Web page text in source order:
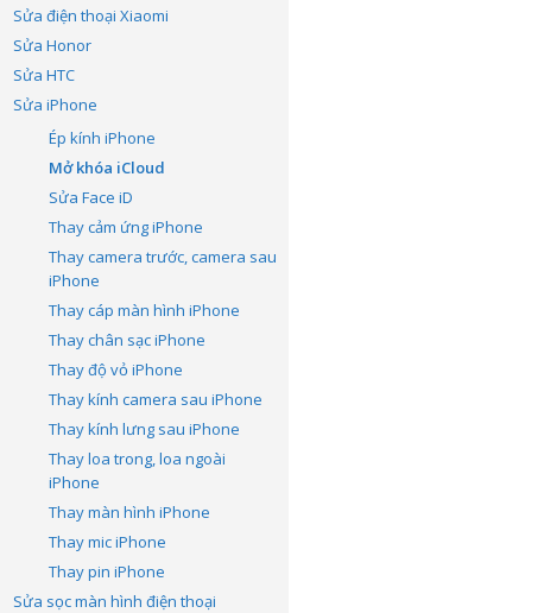
Sửa điện thoại Xiaomi
Sửa Honor
Sửa HTC
Sửa iPhone
Ép kính iPhone
Mở khóa iCloud
Sửa Face iD
Thay cảm ứng iPhone
Thay camera trước, camera sau
iPhone
Thay cáp màn hình iPhone
Thay chân sạc iPhone
Thay độ vỏ iPhone
Thay kính camera sau iPhone
Thay kính lưng sau iPhone
Thay loa trong, loa ngoài
iPhone
Thay màn hình iPhone
Thay mic iPhone
Thay pin iPhone
Sửa sọc màn hình điện thoại